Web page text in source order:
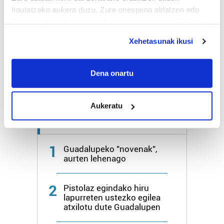
hautatzeko aukera duzu. Zure onespena aldatzen edo
If you allow, we would also like to:
Collect information about your geographical
Identify your device by actively scanning it for
specific characteristics (fingerprinting)
Find out more about how your personal data is processed
and set your preferences in the
details section
teknologia erabiliz, cookieak adibidez, iragarki eta eduki
pertsonalizatuak eskaintzeko, iragarkiak eta edukia
Xehetasunak ikusi
Dena onartu
Aukeratu
Azken 7 egunetako irakurrienak
1
Guadalupeko "novenak",
aurten lehenago
2
Pistolaz egindako hiru
lapurreten ustezko egilea
atxilotu dute Guadalupen